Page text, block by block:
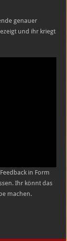
genauer
und ihr kriegt
in Form
Ihr könnt das
machen.